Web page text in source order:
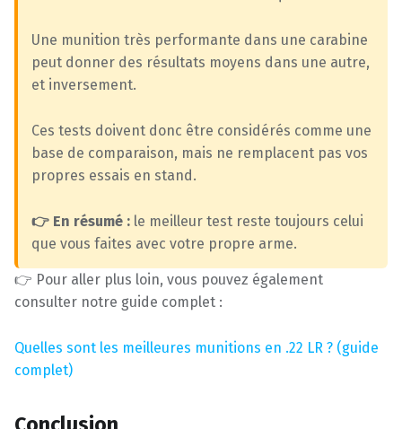
Une munition très performante dans une carabine
peut donner des résultats moyens dans une autre,
et inversement.
Ces tests doivent donc être considérés comme une
base de comparaison, mais ne remplacent pas vos
propres essais en stand.
👉 En résumé : le meilleur test reste toujours celui
que vous faites avec votre propre arme.
👉 Pour aller plus loin, vous pouvez également
consulter notre guide complet :
Quelles sont les meilleures munitions en .22 LR ? (guide
complet)